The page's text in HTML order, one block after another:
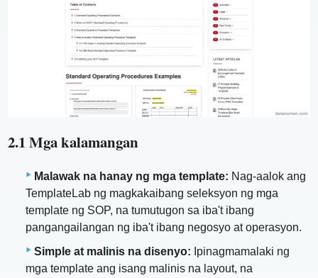
2.1 Mga kalamangan
Malawak na hanay ng mga template: Nag-aalok ang
TemplateLab ng magkakaibang seleksyon ng mga
template ng SOP, na tumutugon sa iba't ibang
pangangailangan ng iba't ibang negosyo at operasyon.
Simple at malinis na disenyo: Ipinagmamalaki ng
mga template ang isang malinis na layout, na